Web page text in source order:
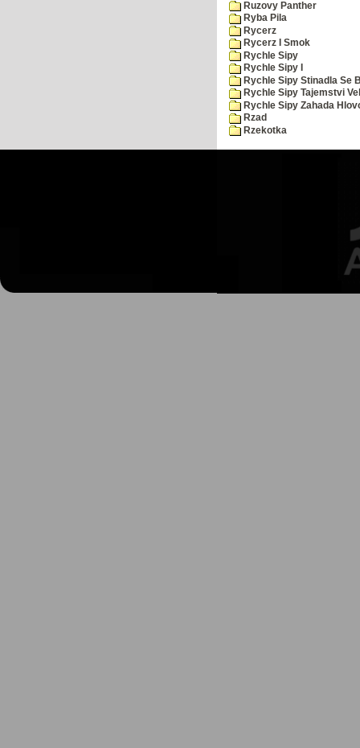
Ruzovy Panther
Ryba Pila
Rycerz
Rycerz I Smok
Rychle Sipy
Rychle Sipy I
Rychle Sipy Stinadla Se
Rychle Sipy Tajemstvi
Rychle Sipy Zahada
Rzad
Rzekotka